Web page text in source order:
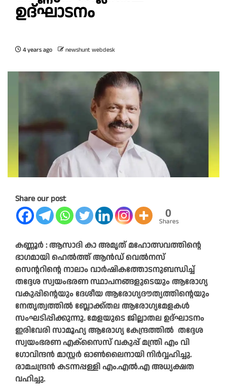
ഉദ്ഘാടനം
4 years ago newshunt webdesk
Share our post
0
Shares
കണ്ണൂർ : ആസാദി കാ അമൃത് മഹോത്സവത്തിന്റെ
ഭാഗമായി ഹെൽത്ത് ആൻഡ് വെൽനസ്
സെന്ററിന്റെ നാലാം വാർഷികത്തോടനുബന്ധിച്ച്
തദ്ദേശ സ്വയംഭരണ സ്ഥാപനങ്ങളുടെയും ആരോഗ്യ
വകുപ്പിന്റെയും ദേശീയ ആരോഗ്യദൗത്യത്തിന്റെയും
നേതൃത്വത്തിൽ ബ്ലോക്ക്തല ആരോഗ്യമേളകൾ
സംഘടിപ്പിക്കുന്നു. മേളയുടെ ജില്ലാതല ഉദ്ഘാടനം
ഇരിവേരി സാമൂഹ്യ ആരോഗ്യ കേന്ദ്രത്തിൽ തദ്ദേശ
സ്വയംഭരണ എക്സൈസ് വകുപ്പ് മന്ത്രി എം വി
ഗോവിന്ദൻ മാസ്റ്റർ ഓൺലൈനായി നിർവ്വഹിച്ചു.
രാമചന്ദ്രൻ കടന്നപ്പള്ളി എം.എൽ.എ അധ്യക്ഷത
വഹിച്ചു.